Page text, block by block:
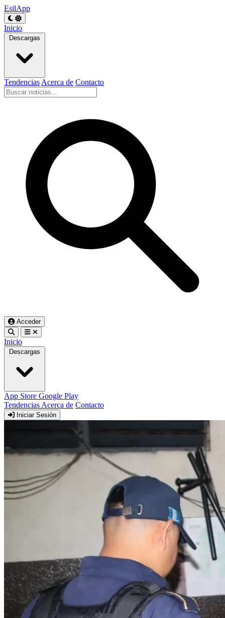
EsilApp
Inicio
Descargas
Tendencias Acerca de Contacto
Acceder
Inicio
Descargas
App Store Google Play
Tendencias Acerca de Contacto
Iniciar Sesión